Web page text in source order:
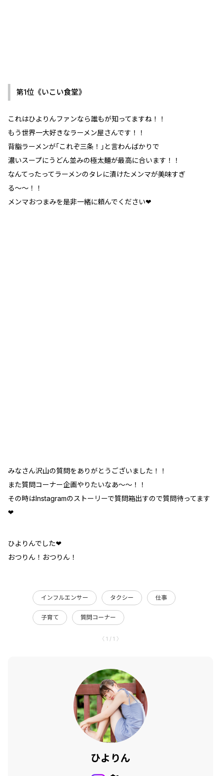
第1位《いこい食堂》
これはひよりんファンなら誰もが知ってますね！！
もう世界一大好きなラーメン屋さんです！！
背脂ラーメンが｢これぞ三条！｣と言わんばかりで
濃いスープにうどん並みの極太麺が最高に合います！！
なんてったってラーメンのタレに漬けたメンマが美味すぎ
る〜〜！！
メンマおつまみを是非一緒に頼んでください❤︎
みなさん沢山の質問をありがとうございました！！
また質問コーナー企画やりたいなあ〜〜！！
その時はInstagramのストーリーで質問箱出すので質問待ってます
❤︎
ひよりんでした❤︎
おつりん！おつりん！
インフルエンサー タクシー 仕事
子育て 質問コーナー
〈 1 / 1 〉
ひよりん